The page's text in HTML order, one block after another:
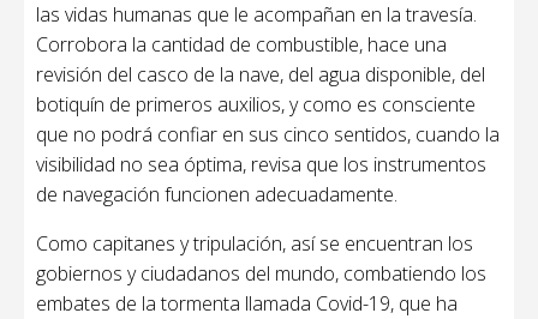
las vidas humanas que le acompañan en la travesía.
Corrobora la cantidad de combustible, hace una
revisión del casco de la nave, del agua disponible, del
botiquín de primeros auxilios, y como es consciente
que no podrá confiar en sus cinco sentidos, cuando la
visibilidad no sea óptima, revisa que los instrumentos
de navegación funcionen adecuadamente.
Como capitanes y tripulación, así se encuentran los
gobiernos y ciudadanos del mundo, combatiendo los
embates de la tormenta llamada Covid-19, que ha